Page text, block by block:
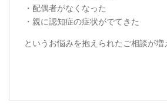
・配偶者がなくなった
・親に認知症の症状がでてきた
というお悩みを抱えられたご相談が増